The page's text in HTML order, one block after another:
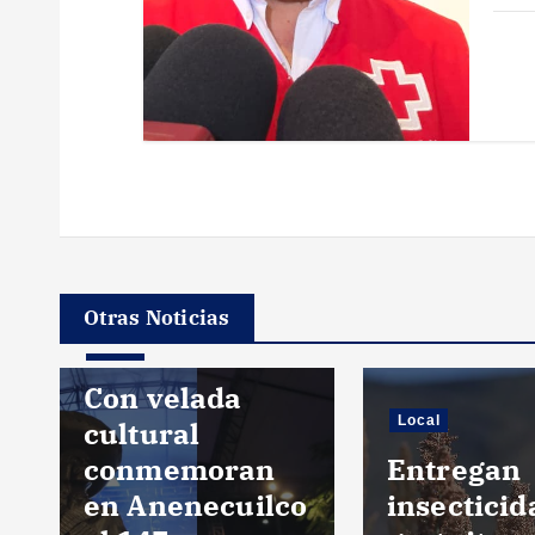
s
Otras Noticias
Local
Con velada
cultural
conmemoran
en Anenecuilco
Local
Entregan